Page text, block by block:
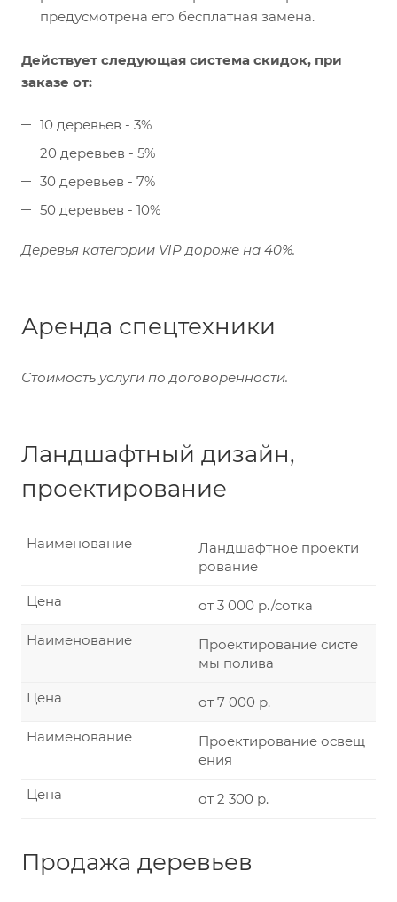
предусмотрена его бесплатная замена.
Действует следующая система скидок, при
заказе от:
10 деревьев - 3%
20 деревьев - 5%
30 деревьев - 7%
50 деревьев - 10%
Деревья категории VIP дороже на 40%.
Аренда спецтехники
Стоимость услуги по договоренности.
Ландшафтный дизайн,
проектирование
Ландшафтное проекти
рование
Наименование
от 3 000 р./сотка
Цена
Проектирование систе
мы полива
Наименование
от 7 000 р.
Цена
Проектирование освещ
ения
Наименование
от 2 300 р.
Цена
Продажа деревьев